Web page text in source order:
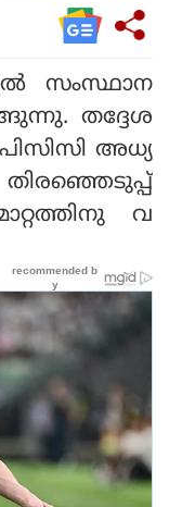
സംസ്ഥാന
തദ്ദേശ
അധ്യ
വ